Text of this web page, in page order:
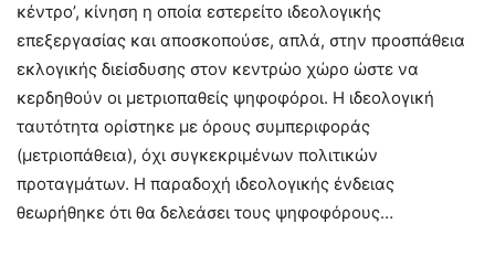
κέντρο’, κίνηση η οποία εστερείτο ιδεολογικής
επεξεργασίας και αποσκοπούσε, απλά, στην προσπάθεια
εκλογικής διείσδυσης στον κεντρώο χώρο ώστε να
κερδηθούν οι μετριοπαθείς ψηφοφόροι. Η ιδεολογική
ταυτότητα ορίστηκε με όρους συμπεριφοράς
(μετριοπάθεια), όχι συγκεκριμένων πολιτικών
προταγμάτων. Η παραδοχή ιδεολογικής ένδειας
θεωρήθηκε ότι θα δελεάσει τους ψηφοφόρους…